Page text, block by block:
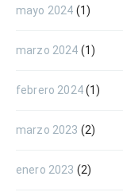
mayo 2024 (1)
marzo 2024 (1)
febrero 2024(1)
marzo 2023 (2)
enero 2023 (2)